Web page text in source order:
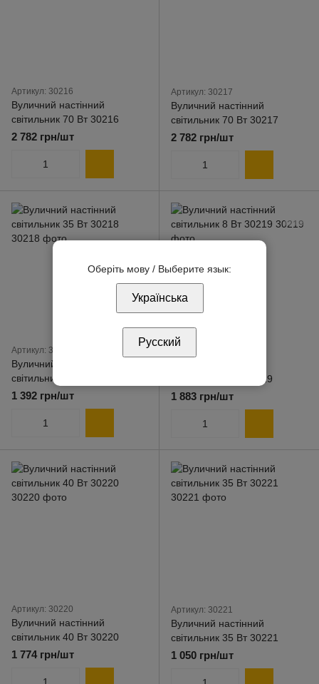
Артикул: 30216
Вуличний настінний
світильник 70 Вт 30216
2 782 грн/шт
Артикул: 30217
Вуличний настінний
світильник 70 Вт 30217
2 782 грн/шт
Артикул: 30218
Вуличний настінний
світильник 35 Вт 30218
1 392 грн/шт
світильник 8 Вт 30219
1 883 грн/шт
Артикул: 30220
Вуличний настінний
світильник 40 Вт 30220
1 774 грн/шт
Артикул: 30221
Вуличний настінний
світильник 35 Вт 30221
1 050 грн/шт
Оберіть мову / Выберите язык:
Українська
Русский